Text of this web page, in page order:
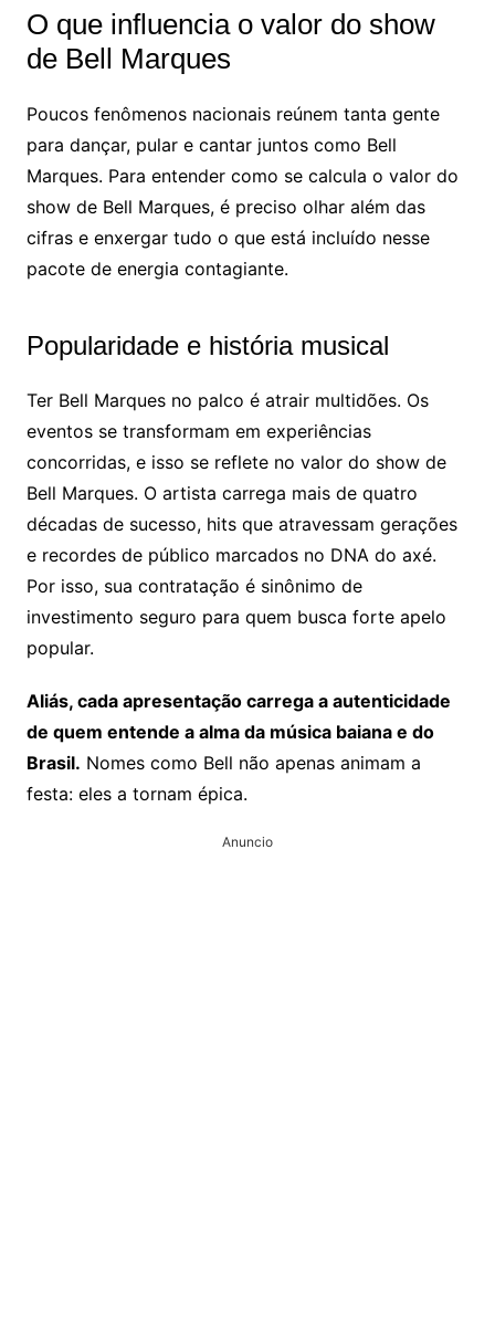
O que influencia o valor do show
de Bell Marques
Poucos fenômenos nacionais reúnem tanta gente
para dançar, pular e cantar juntos como Bell
Marques. Para entender como se calcula o valor do
show de Bell Marques, é preciso olhar além das
cifras e enxergar tudo o que está incluído nesse
pacote de energia contagiante.
Popularidade e história musical
Ter Bell Marques no palco é atrair multidões. Os
eventos se transformam em experiências
concorridas, e isso se reflete no valor do show de
Bell Marques. O artista carrega mais de quatro
décadas de sucesso, hits que atravessam gerações
e recordes de público marcados no DNA do axé.
Por isso, sua contratação é sinônimo de
investimento seguro para quem busca forte apelo
popular.
Aliás, cada apresentação carrega a autenticidade
de quem entende a alma da música baiana e do
Brasil. Nomes como Bell não apenas animam a
festa: eles a tornam épica.
Anuncio